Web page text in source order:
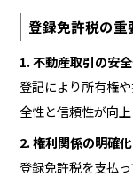
登録免許税の重
1. 不動産取引の安
登記により所有権
全性と信頼性が向上
2. 権利関係の明確化
登録免許税を支払